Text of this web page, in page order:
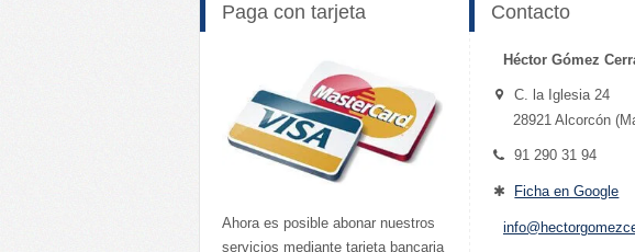
Paga con tarjeta
Ahora es posible abonar nuestros
servicios mediante tarjeta bancaria
Contacto
Héctor Gómez
C. la Iglesia 24
28921 Alcorcón
91 290 31 94
Ficha en Google